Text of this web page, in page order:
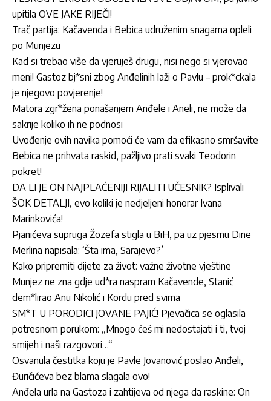
upitila OVE JAKE RIJEČI!
Trač partija: Kačavenda i Bebica udruženim snagama opleli
po Munjezu
Kad si trebao više da vjeruješ drugu, nisi nego si vjerovao
meni! Gastoz bj*sni zbog Anđelinih laži o Pavlu – prok*ckala
je njegovo povjerenje!
Matora zgr*žena ponašanjem Anđele i Aneli, ne može da
sakrije koliko ih ne podnosi
Uvođenje ovih navika pomoći će vam da efikasno smršavite
Bebica ne prihvata raskid, pažljivo prati svaki Teodorin
pokret!
DA LI JE ON NAJPLAĆENIJI RIJALITI UČESNIK? Isplivali
ŠOK DETALJI, evo koliki je nedjeljeni honorar Ivana
Marinkovića!
Pjanićeva supruga Žozefa stigla u BiH, pa uz pjesmu Dine
Merlina napisala: ‘Šta ima, Sarajevo?’
Kako pripremiti dijete za život: važne životne vještine
Munjez ne zna gdje ud*ra naspram Kačavende, Stanić
dem*lirao Anu Nikolić i Kordu pred svima
SM*T U PORODICI JOVANE PAJIĆ! Pjevačica se oglasila
potresnom porukom: „Mnogo ćeš mi nedostajati i ti, tvoj
smijeh i naši razgovori…“
Osvanula čestitka koju je Pavle Jovanović poslao Anđeli,
Đuričićeva bez blama slagala ovo!
Anđela urla na Gastoza i zahtijeva od njega da raskine: On